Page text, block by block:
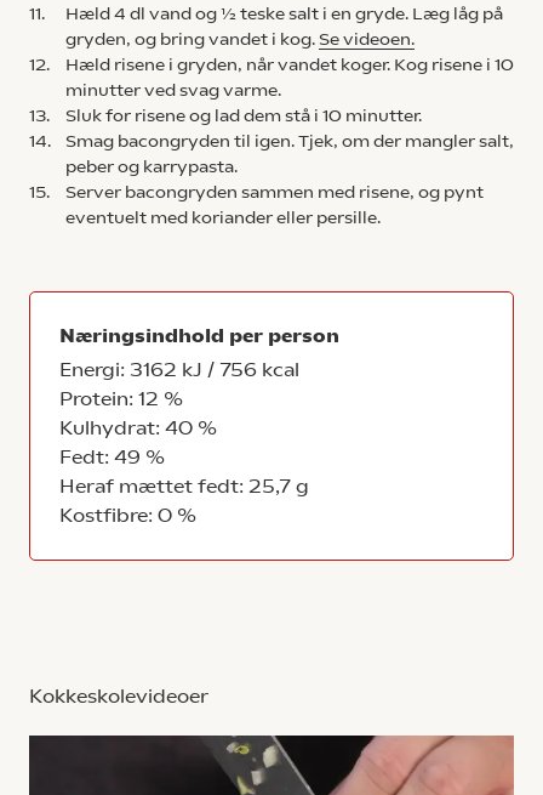
11.
Hæld 4 dl vand og ½ teske salt i en gryde. Læg låg på
gryden, og bring vandet i kog. Se videoen.
12.
Hæld risene i gryden, når vandet koger. Kog risene i 10
minutter ved svag varme.
13.
Sluk for risene og lad dem stå i 10 minutter.
14.
Smag bacongryden til igen. Tjek, om der mangler salt,
peber og karrypasta.
15.
Server bacongryden sammen med risene, og pynt
eventuelt med koriander eller persille.
Næringsindhold per person
Energi: 3162 kJ / 756 kcal
Protein: 12 %
Kulhydrat: 40 %
Fedt: 49 %
Heraf mættet fedt: 25,7 g
Kostfibre: 0 %
Kokkeskolevideoer